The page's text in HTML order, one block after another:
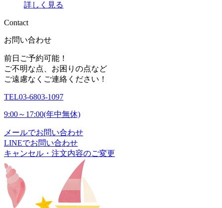
詳しく見る
Contact
お問い合わせ
前日ご予約可能！
ご不明な点、お困りの点など
ご遠慮なくご連絡ください！
TEL03-6803-1097
9:00～17:00(年中無休)
メールでお問い合わせ
LINEでお問い合わせ
キャンセル・注文内容のご変更